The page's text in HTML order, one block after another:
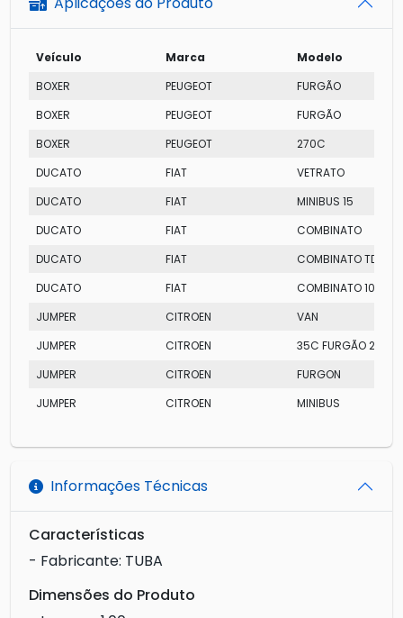
Veículo Marca
Modelo
BOXER
PEUGEOT
FURGÃO
BOXER
PEUGEOT
FURGÃO
BOXER
PEUGEOT
270C
DUCATO
FIAT
VETRATO
DUCATO
FIAT
MINIBUS 15
DUCATO
FIAT
COMBINATO
DUCATO
FIAT
COMBINATO TD 10
DUCATO
FIAT
COMBINATO 10
JUMPER
CITROEN
VAN
JUMPER
CITROEN
35C FURGÃO 2.8
JUMPER
CITROEN
FURGON
JUMPER
CITROEN MINIBUS
Informações Técnicas
Características
- Fabricante: TUBA
Dimensões do Produto